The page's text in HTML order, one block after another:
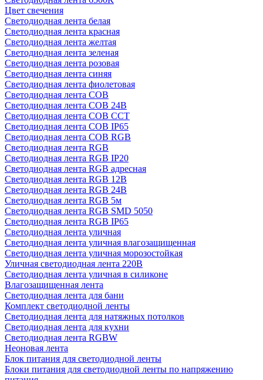
Цвет свечения
Светодиодная лента белая
Светодиодная лента красная
Светодиодная лента желтая
Светодиодная лента зеленая
Светодиодная лента розовая
Светодиодная лента синяя
Светодиодная лента фиолетовая
Светодиодная лента COB
Светодиодная лента COB 24В
Светодиодная лента COB CCT
Светодиодная лента COB IP65
Светодиодная лента COB RGB
Светодиодная лента RGB
Светодиодная лента RGB IP20
Светодиодная лента RGB адресная
Светодиодная лента RGB 12В
Светодиодная лента RGB 24В
Светодиодная лента RGB 5м
Светодиодная лента RGB SMD 5050
Светодиодная лента RGB IP65
Светодиодная лента уличная
Светодиодная лента уличная влагозащищенная
Светодиодная лента уличная морозостойкая
Уличная светодиодная лента 220В
Светодиодная лента уличная в силиконе
Влагозащищенная лента
Светодиодная лента для бани
Комплект светодиодной ленты
Светодиодная лента для натяжных потолков
Светодиодная лента для кухни
Светодиодная лента RGBW
Неоновая лента
Блок питания для светодиодной ленты
Блоки питания для светодиодной ленты по напряжению